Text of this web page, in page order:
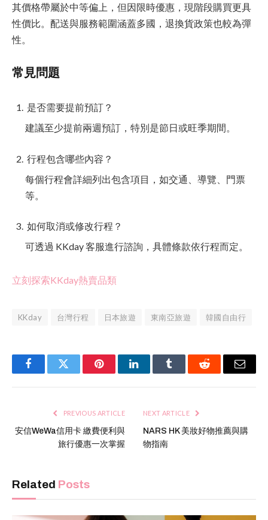
其價格帶屬於中等偏上，但因限時優惠，現階段購買更具
性價比。配送與服務範圍涵蓋多國，退換貨政策也較為彈
性。
常見問題
是否需要提前預訂？
建議至少提前兩週預訂，特別是節日或旺季期間。
行程包含哪些內容？
每個行程會詳細列出包含項目，如交通、導覽、門票
等。
如何取消或修改行程？
可透過 KKday 客服進行諮詢，具體條款依行程而定。
立刻探索KKday熱賣品類
KKday 台灣行程 日本旅遊 東南亞旅遊 韓國自由行
FacebookTwitter PinterestLinkedInTumblr Reddit Email
PREVIOUS ARTICLE
安信WeWa信用卡 繳費便利與
旅行優惠一次掌握
NEXT ARTICLE
NARS HK 美妝好物推薦與購
物指南
Related Posts